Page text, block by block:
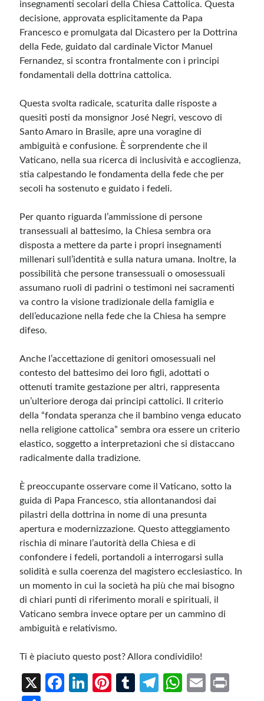
Meta
Accedi
Feed dei contenuti
Feed dei commenti
insegnamenti secolari della Chiesa Cattolica. Questa
decisione, approvata esplicitamente da Papa
Francesco e promulgata dal Dicastero per la Dottrina
della Fede, guidato dal cardinale Victor Manuel
Fernandez, si scontra frontalmente con i principi
fondamentali della dottrina cattolica.
Questa svolta radicale, scaturita dalle risposte a
quesiti posti da monsignor José Negri, vescovo di
Santo Amaro in Brasile, apre una voragine di
ambiguità e confusione. È sorprendente che il
Vaticano, nella sua ricerca di inclusività e accoglienza,
stia calpestando le fondamenta della fede che per
secoli ha sostenuto e guidato i fedeli.
Per quanto riguarda l’ammissione di persone
transessuali al battesimo, la Chiesa sembra ora
disposta a mettere da parte i propri insegnamenti
millenari sull’identità e sulla natura umana. Inoltre, la
possibilità che persone transessuali o omosessuali
assumano ruoli di padrini o testimoni nei sacramenti
va contro la visione tradizionale della famiglia e
dell’educazione nella fede che la Chiesa ha sempre
difeso.
Anche l’accettazione di genitori omosessuali nel
contesto del battesimo dei loro figli, adottati o
ottenuti tramite gestazione per altri, rappresenta
un’ulteriore deroga dai principi cattolici. Il criterio
della “fondata speranza che il bambino venga educato
nella religione cattolica” sembra ora essere un criterio
elastico, soggetto a interpretazioni che si distaccano
radicalmente dalla tradizione.
È preoccupante osservare come il Vaticano, sotto la
guida di Papa Francesco, stia allontanandosi dai
pilastri della dottrina in nome di una presunta
apertura e modernizzazione. Questo atteggiamento
rischia di minare l’autorità della Chiesa e di
confondere i fedeli, portandoli a interrogarsi sulla
solidità e sulla coerenza del magistero ecclesiastico. In
un momento in cui la società ha più che mai bisogno
di chiari punti di riferimento morali e spirituali, il
Vaticano sembra invece optare per un cammino di
ambiguità e relativismo.
Ti è piaciuto questo post? Allora condividilo!
X
Fa
Li
Pi
T
Te
W
E